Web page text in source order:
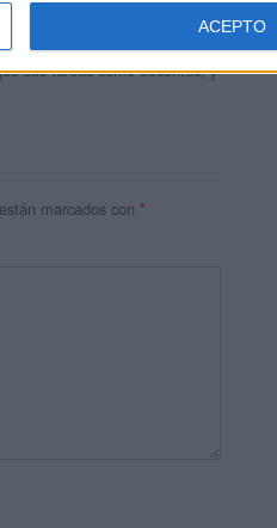
ACEPTO
profesores Ginés y
que encontramos
sus tareas como docentes, y
marcados con *